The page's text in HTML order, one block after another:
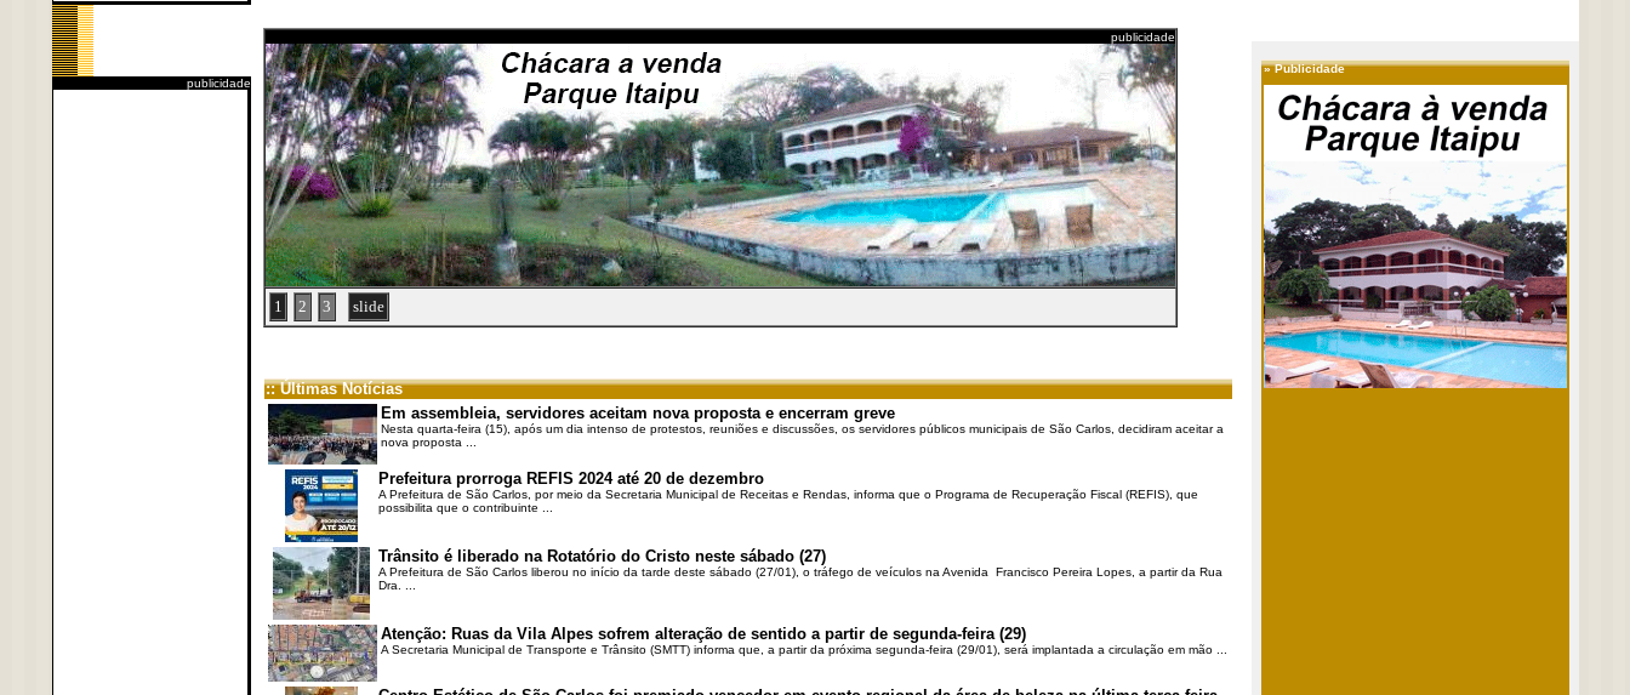
publicidade
publicidade
1 2 3 slide
:: Últimas Notícias
Em assembleia, servidores aceitam nova proposta e encerram greve
Nesta quarta-feira (15), após um dia intenso de protestos, reuniões e discussões, os servidores públicos municipais de São Carlos, decidiram aceitar a
nova proposta ...
Prefeitura prorroga REFIS 2024 até 20 de dezembro
A Prefeitura de São Carlos, por meio da Secretaria Municipal de Receitas e Rendas, informa que o Programa de Recuperação Fiscal (REFIS), que
possibilita que o contribuinte ...
Trânsito é liberado na Rotatório do Cristo neste sábado (27)
A Prefeitura de São Carlos liberou no início da tarde deste sábado (27/01), o tráfego de veículos na Avenida Francisco Pereira Lopes, a partir da Rua
Dra. ...
Atenção: Ruas da Vila Alpes sofrem alteração de sentido a partir de segunda-feira (29)
A Secretaria Municipal de Transporte e Trânsito (SMTT) informa que, a partir da próxima segunda-feira (29/01), será implantada a circulação em mão ...
»Publicidade